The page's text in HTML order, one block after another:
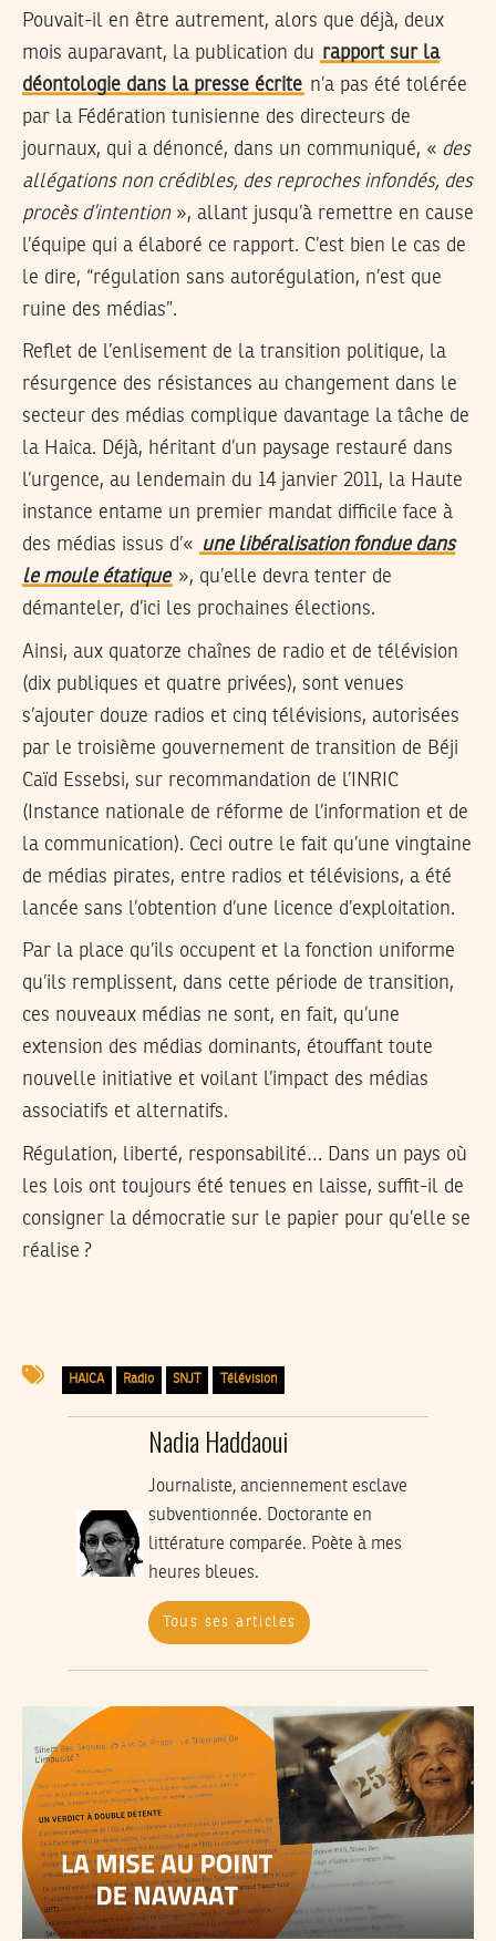
Pouvait-il en être autrement, alors que déjà, deux
mois auparavant, la publication du rapport sur la
déontologie dans la presse écrite n’a pas été tolérée
par la Fédération tunisienne des directeurs de
journaux, qui a dénoncé, dans un communiqué, « des
allégations non crédibles, des reproches infondés, des
procès d’intention», allant jusqu’à remettre en cause
l’équipe qui a élaboré ce rapport. C’est bien le cas de
le dire, “régulation sans autorégulation, n’est que
ruine des médias”.
Reflet de l’enlisement de la transition politique, la
résurgence des résistances au changement dans le
secteur des médias complique davantage la tâche de
la Haica. Déjà, héritant d’un paysage restauré dans
l’urgence, au lendemain du 14 janvier 2011, la Haute
instance entame un premier mandat difficile face à
des médias issus d’« une libéralisation fondue dans
le moule étatique », qu’elle devra tenter de
démanteler, d’ici les prochaines élections.
Ainsi, aux quatorze chaînes de radio et de télévision
(dix publiques et quatre privées), sont venues
s’ajouter douze radios et cinq télévisions, autorisées
par le troisième gouvernement de transition de Béji
Caïd Essebsi, sur recommandation de l’INRIC
(Instance nationale de réforme de l’information et de
la communication). Ceci outre le fait qu’une vingtaine
de médias pirates, entre radios et télévisions, a été
lancée sans l’obtention d’une licence d’exploitation.
Par la place qu’ils occupent et la fonction uniforme
qu’ils remplissent, dans cette période de transition,
ces nouveaux médias ne sont, en fait, qu’une
extension des médias dominants, étouffant toute
nouvelle initiative et voilant l’impact des médias
associatifs et alternatifs.
Régulation, liberté, responsabilité… Dans un pays où
les lois ont toujours été tenues en laisse, suffit-il de
consigner la démocratie sur le papier pour qu’elle se
réalise ?
HAICA Radio SNJT Télévision
Nadia Haddaoui
Journaliste, anciennement esclave
subventionnée. Doctorante en
littérature comparée. Poète à mes
heures bleues.
Tous ses articles